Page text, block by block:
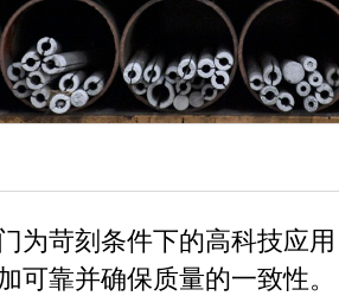
为苛刻条件下的高科技应
可靠并确保质量的一致性。